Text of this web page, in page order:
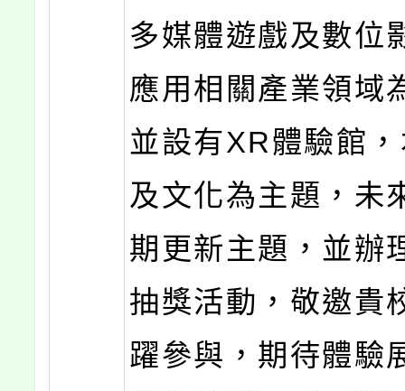
多媒體遊戲及數位
應用相關產業領域
並設有XR體驗館
及文化為主題，未
期更新主題，並辦
抽獎活動，敬邀貴
躍參與，期待體驗